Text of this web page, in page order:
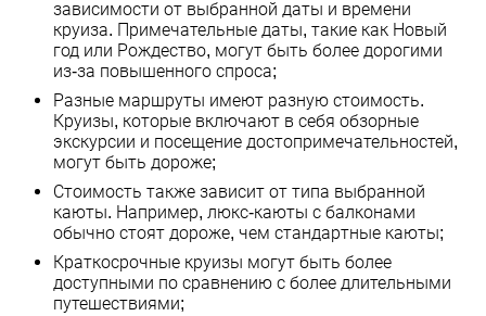
зависимости от выбранной даты и времени
круиза. Примечательные даты, такие как Новый
год или Рождество, могут быть более дорогими
из-за повышенного спроса;
Разные маршруты имеют разную стоимость.
Круизы, которые включают в себя обзорные
экскурсии и посещение достопримечательностей,
могут быть дороже;
Стоимость также зависит от типа выбранной
каюты. Например, люкс-каюты с балконами
обычно стоят дороже, чем стандартные каюты;
Краткосрочные круизы могут быть более
доступными по сравнению с более длительными
путешествиями;